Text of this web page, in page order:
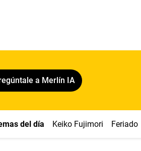
a Merlín IA
del día Keiko Fujimori Feriado